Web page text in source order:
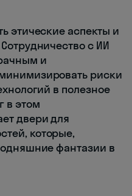
этические аспекты и
с ИИ
и
риски
в полезное
в этом
двери для
которые,
фантазии в